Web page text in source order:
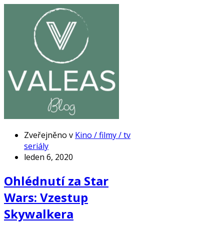
Zveřejněno v Kino / filmy / tv
seriály
leden 6, 2020
Ohlédnutí za Star
Wars: Vzestup
Skywalkera